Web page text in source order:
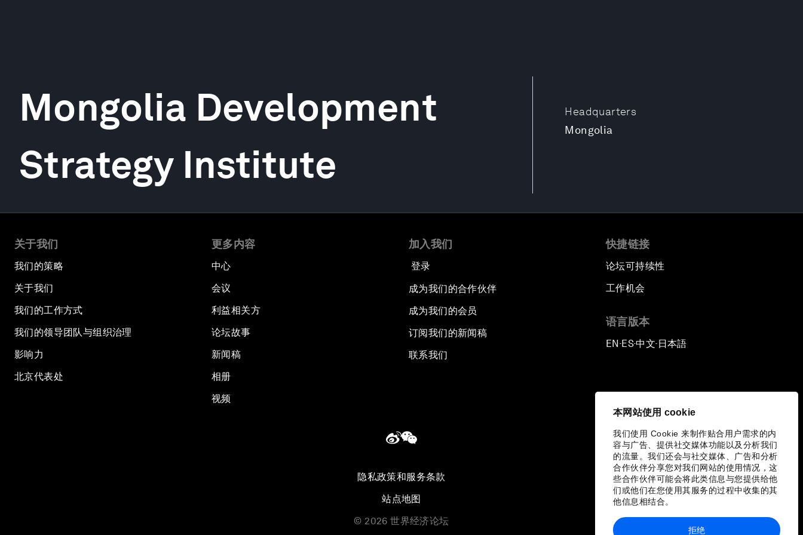
本网站使用 cookie
我们使用 Cookie 来制作贴合用户需求的内
容与广告、提供社交媒体功能以及分析我们
的流量。我们还会与社交媒体、广告和分析
合作伙伴分享您对我们网站的使用情况，这
些合作伙伴可能会将此类信息与您提供给他
们或他们在您使用其服务的过程中收集的其
他信息相结合。
拒绝
Headquarters
Mongolia
Mongolia Development
Strategy Institute
关于我们
我们的策略
关于我们
我们的工作方式
我们的领导团队与组织治理
影响力
北京代表处
更多内容
中心
会议
利益相关方
论坛故事
新闻稿
相册
视频
加入我们
登录
成为我们的合作伙伴
成为我们的会员
订阅我们的新闻稿
联系我们
快捷链接
论坛可持续性
工作机会
语言版本
EN ▪ES▪中文▪ 日本語
隐私政策和服务条款
站点地图
© 2026 世界经济论坛